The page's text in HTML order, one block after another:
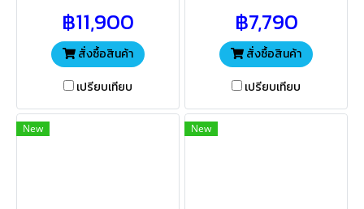
จังหวะเปิด-ปิดก๊อกน้ำ พร้อม
เคลือบป้องกันสนิมถึง 3 ชั้น
฿11,900
สั่งซื้อสินค้า
เปรียบเทียบ
จังหวะเปิด-ปิดก๊อกน้ำ พร้อม
เคลือบป้องกันสนิมถึง 3 ชั้น
฿7,790
สั่งซื้อสินค้า
เปรียบเทียบ
New New